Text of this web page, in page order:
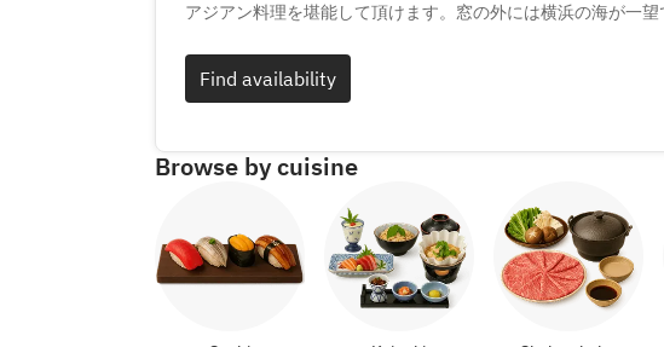
アジアン料理を堪能して頂けます。窓の外には横浜の海が一望
ンはもちろんのこと、タイの伝統料理カオヤムも用意していま
を使ったグリーンカレーの辛さは、お好みに合わせて5段階か
Find availability
Browse by cuisine